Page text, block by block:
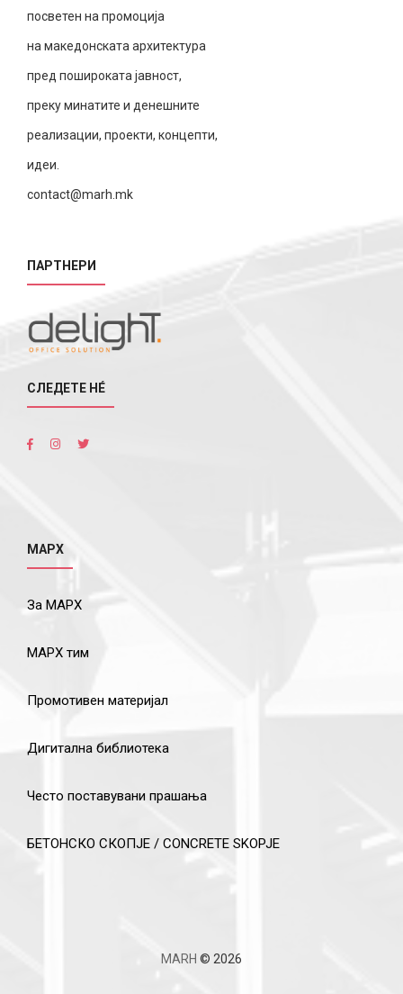
посветен на промоција
на македонската архитектура
пред пошироката јавност,
преку минатите и денешните
реализации, проекти, концепти,
идеи.
contact@marh.mk
ПАРТНЕРИ
СЛЕДЕТЕ НÉ
МАРХ
За МАРХ
МАРХ тим
Промотивен материјал
Дигитална библиотека
Често поставувани прашања
БЕТОНСКО СКОПЈЕ / CONCRETE SKOPJE
MARH © 2026